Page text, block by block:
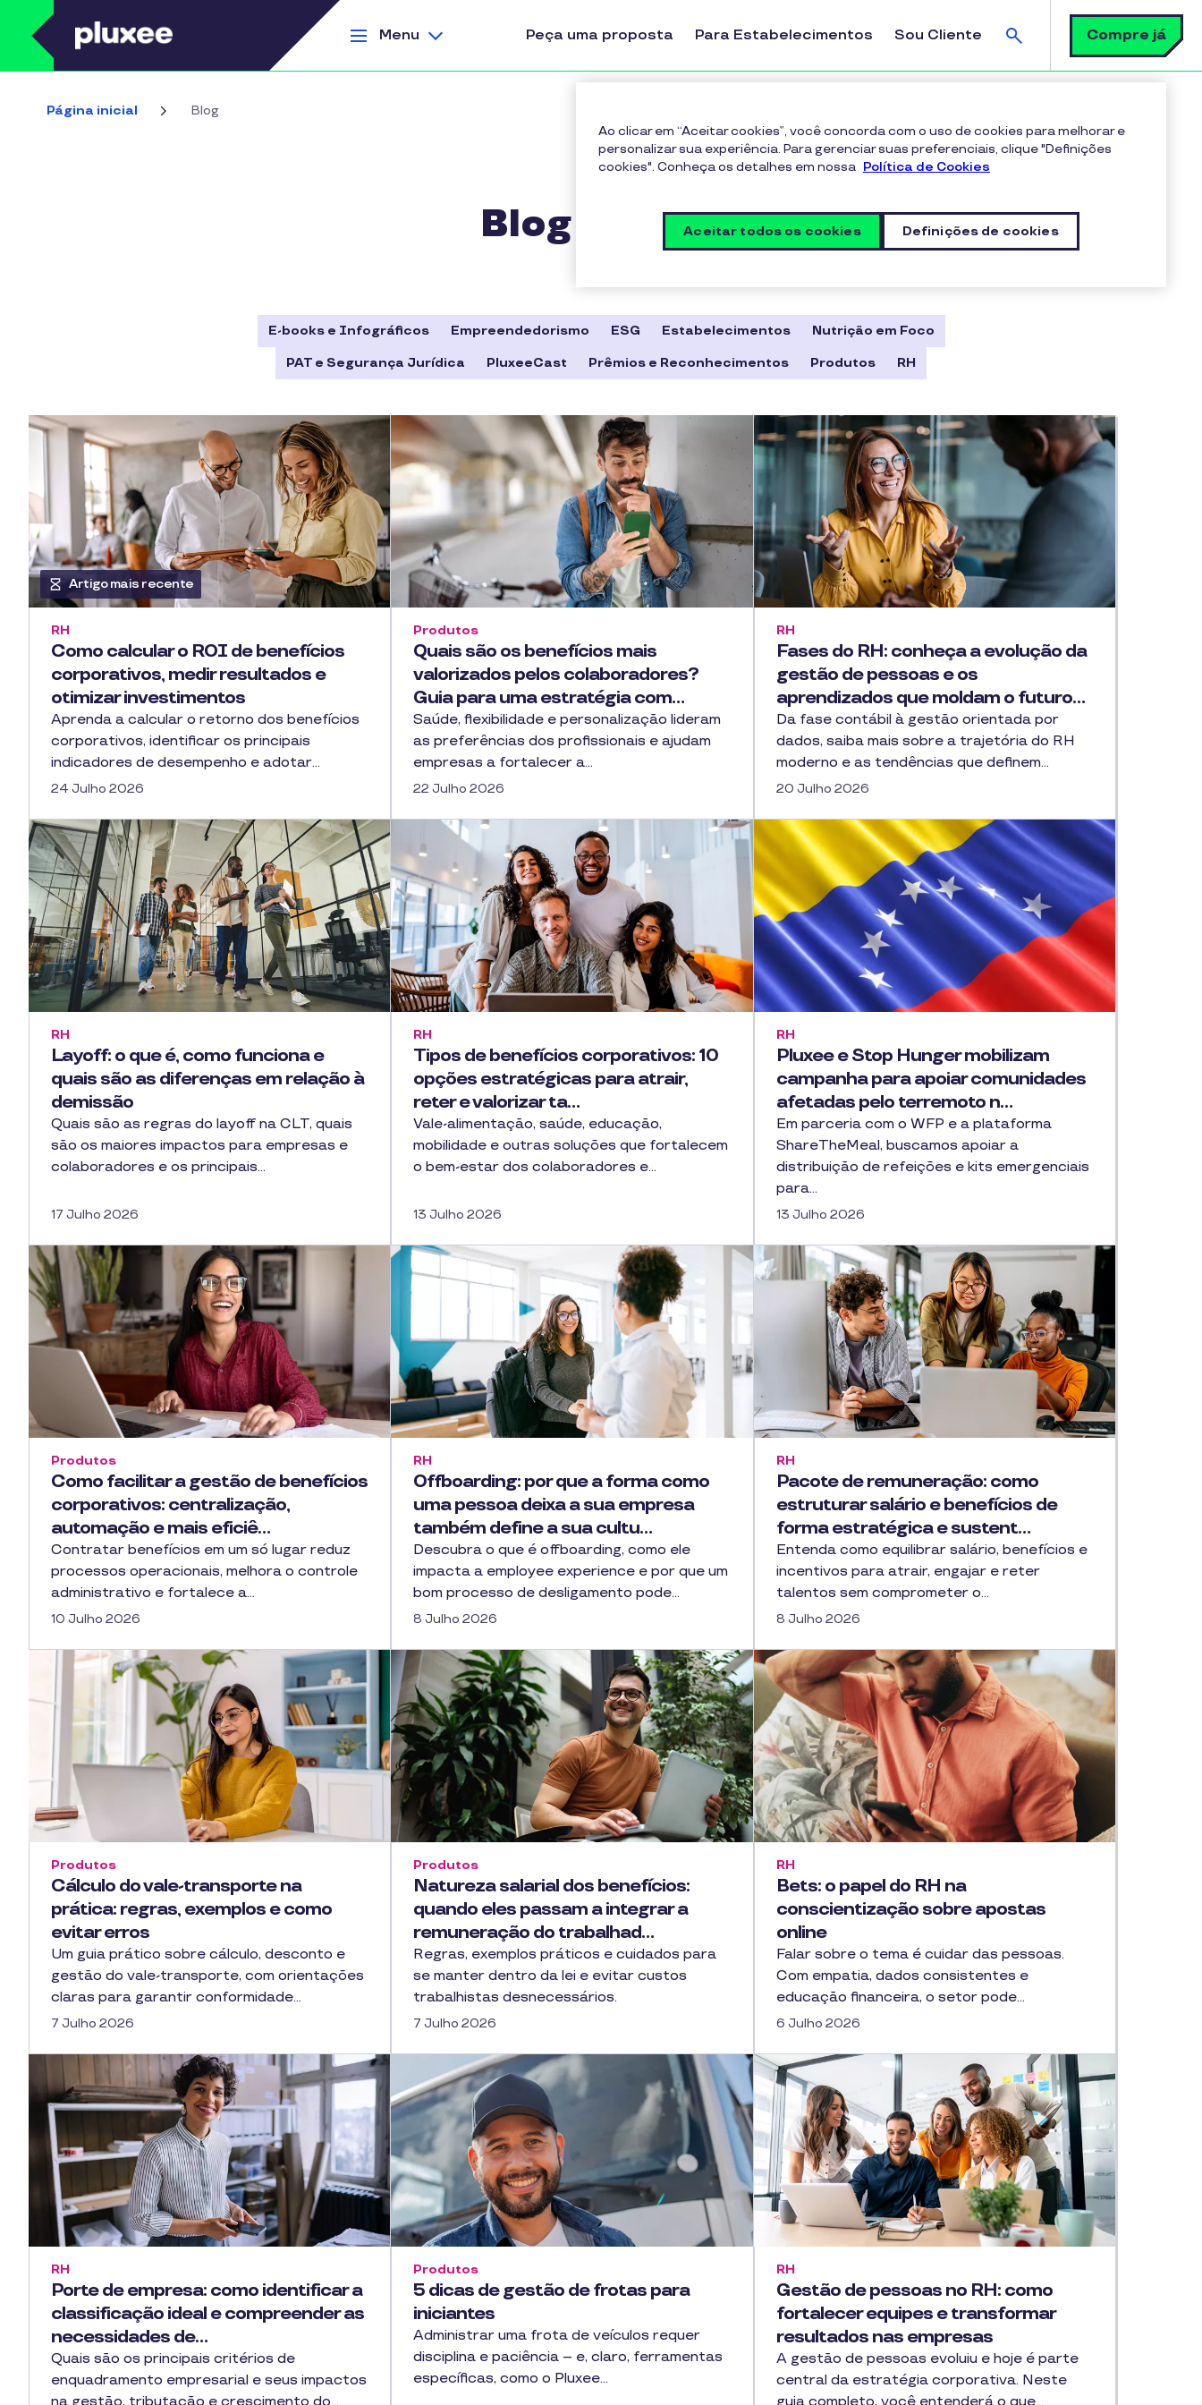
Pular para o conteúdo principal
Menu
Peça uma proposta Para Estabelecimentos Sou Cliente
Busca
Compre já
Página inicial Blog
Blog Pluxee
E-books e Infográficos Empreendedorismo ESG Estabelecimentos Nutrição em Foco
PAT e Segurança Jurídica PluxeeCast Prêmios e Reconhecimentos Produtos RH
Artigo mais recente
Como calcular o ROI de benefícios
corporativos, medir resultados e
otimizar investimentos
RH
Aprenda a calcular o retorno dos benefícios
corporativos, identificar os principais
indicadores de desempenho e adotar…
24 Julho 2026
Quais são os benefícios mais
valorizados pelos colaboradores?
Guia para uma estratégia com…
Produtos
Saúde, flexibilidade e personalização lideram
as preferências dos profissionais e ajudam
empresas a fortalecer a…
22 Julho 2026
Fases do RH: conheça a evolução da
gestão de pessoas e os
aprendizados que moldam o futuro…
RH
Da fase contábil à gestão orientada por
dados, saiba mais sobre a trajetória do RH
moderno e as tendências que definem…
20 Julho 2026
Layoff: o que é, como funciona e
quais são as diferenças em relação à
demissão
RH
Quais são as regras do layoff na CLT, quais
são os maiores impactos para empresas e
colaboradores e os principais…
17 Julho 2026
Tipos de benefícios corporativos: 10
opções estratégicas para atrair,
reter e valorizar ta…
RH
Vale-alimentação, saúde, educação,
mobilidade e outras soluções que fortalecem
o bem-estar dos colaboradores e…
13 Julho 2026
Pluxee e Stop Hunger mobilizam
campanha para apoiar comunidades
afetadas pelo terremoto n…
RH
Em parceria com o WFP e a plataforma
ShareTheMeal, buscamos apoiar a
distribuição de refeições e kits emergenciais
para…
13 Julho 2026
Como facilitar a gestão de benefícios
corporativos: centralização,
automação e mais eficiê…
Produtos
Contratar benefícios em um só lugar reduz
processos operacionais, melhora o controle
administrativo e fortalece a…
10 Julho 2026
Offboarding: por que a forma como
uma pessoa deixa a sua empresa
também define a sua cultu…
RH
Descubra o que é offboarding, como ele
impacta a employee experience e por que um
bom processo de desligamento pode…
8 Julho 2026
Pacote de remuneração: como
estruturar salário e benefícios de
forma estratégica e sustent…
RH
Entenda como equilibrar salário, benefícios e
incentivos para atrair, engajar e reter
talentos sem comprometer o…
8 Julho 2026
Cálculo do vale-transporte na
prática: regras, exemplos e como
evitar erros
Produtos
Um guia prático sobre cálculo, desconto e
gestão do vale-transporte, com orientações
claras para garantir conformidade…
7 Julho 2026
Natureza salarial dos benefícios:
quando eles passam a integrar a
remuneração do trabalhad…
Produtos
Regras, exemplos práticos e cuidados para
se manter dentro da lei e evitar custos
trabalhistas desnecessários.
7 Julho 2026
Bets: o papel do RH na
conscientização sobre apostas
online
RH
Falar sobre o tema é cuidar das pessoas.
Com empatia, dados consistentes e
educação financeira, o setor pode…
6 Julho 2026
Porte de empresa: como identificar a
classificação ideal e compreender as
necessidades de…
RH
Quais são os principais critérios de
enquadramento empresarial e seus impactos
5 dicas de gestão de frotas para
iniciantes
Produtos
Administrar uma frota de veículos requer
disciplina e paciência – e, claro, ferramentas
específicas, como o Pluxee…
Gestão de pessoas no RH: como
fortalecer equipes e transformar
resultados nas empresas
RH
A gestão de pessoas evoluiu e hoje é parte
central da estratégia corporativa. Neste
Ao clicar em “Aceitar cookies”, você concorda com o uso de cookies para melhorar e
personalizar sua experiência. Para gerenciar suas preferenciais, clique "Definições
cookies". Conheça os detalhes em nossa Política de Cookies
Definições de cookies
Aceitar todos os cookies